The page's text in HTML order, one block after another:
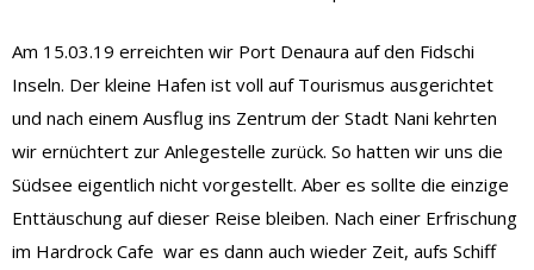
Am 15.03.19 erreichten wir Port Denaura auf den Fidschi
Inseln. Der kleine Hafen ist voll auf Tourismus ausgerichtet
und nach einem Ausflug ins Zentrum der Stadt Nani kehrten
wir ernüchtert zur Anlegestelle zurück. So hatten wir uns die
Südsee eigentlich nicht vorgestellt. Aber es sollte die einzige
Enttäuschung auf dieser Reise bleiben. Nach einer Erfrischung
im Hardrock Cafe war es dann auch wieder Zeit, aufs Schiff